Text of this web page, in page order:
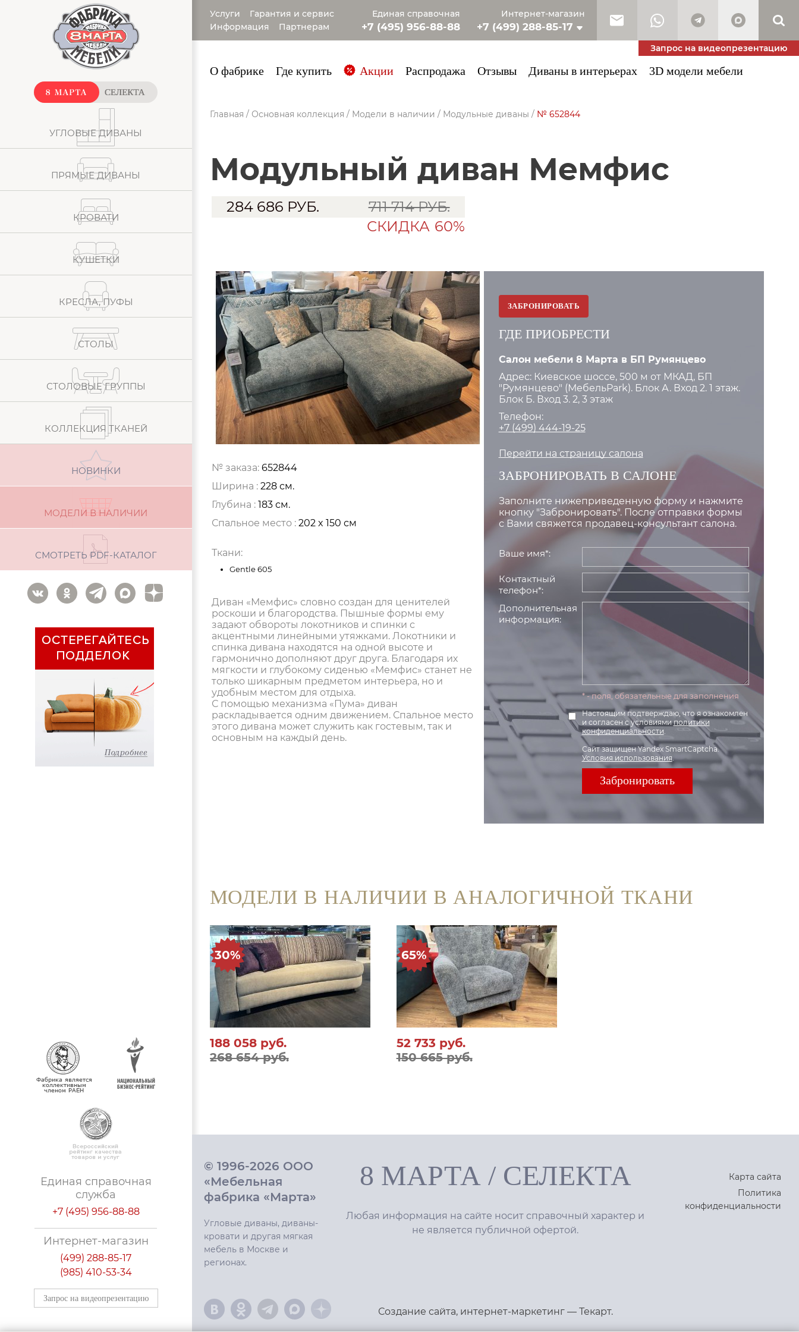
УГЛОВЫЕ ДИВАНЫ
ПРЯМЫЕ ДИВАНЫ
КРОВАТИ
КУШЕТКИ
КРЕСЛА, ПУФЫ
СТОЛЫ
СТОЛОВЫЕ ГРУППЫ
КОЛЛЕКЦИЯ ТКАНЕЙ
НОВИНКИ
МОДЕЛИ В НАЛИЧИИ
СМОТРЕТЬ PDF-КАТАЛОГ
Услуги
Гарантия и сервис
Информация
Партнерам
Единая справочная
+7 (495) 956-88-88
Интернет-магазин
+7 (499) 288-85-17
+7 (985) 410-53-34
Запрос на видеопрезентацию
О фабрике Где купить Акции Распродажа Отзывы Диваны в интерьерах 3D модели мебели
Главная / Основная коллекция / Модели в наличии / Модульные диваны / № 652844
модульный диван Мемфис
284 686 РУБ.
711 714 РУБ.
СКИДКА 60%
№ заказа: 652844
Ширина : 228 см.
Глубина : 183 см.
Спальное место : 202 x 150 см
Ткани:
Gentle 605
Диван «Мемфис» словно создан для ценителей
роскоши и благородства. Пышные формы ему
задают обвороты локотников и спинки с
акцентными линейными утяжками. Локотники и
спинка дивана находятся на одной высоте и
гармонично дополняют друг друга. Благодаря их
мягкости и глубокому сиденью «Мемфис» станет не
только шикарным предметом интерьера, но и
удобным местом для отдыха.
С помощью механизма «Пума» диван
раскладывается одним движением. Спальное место
этого дивана может служить как гостевым, так и
основным на каждый день.
ЗАБРОНИРОВАТЬ
ГДЕ ПРИОБРЕСТИ
Салон мебели 8 Марта в БП Румянцево
Адрес: Киевское шоссе, 500 м от МКАД, БП
"Румянцево" (МебельPark). Блок А. Вход 2. 1 этаж.
Блок Б. Вход 3. 2, 3 этаж
Телефон:
+7 (499) 444-19-25
Перейти на страницу салона
ЗАБРОНИРОВАТЬ В САЛОНЕ
Заполните нижеприведенную форму и нажмите
кнопку "Забронировать". После отправки формы
с Вами свяжется продавец-консультант салона.
Ваше имя*:
Контактный
телефон*:
Дополнительная
информация:
* - поля, обязательные для заполнения
Настоящим подтверждаю, что я ознакомлен
и согласен с условиямиполитики
конфиденциальности.
Сайт защищен Yandex SmartCaptcha.
Условия использования.
МОДЕЛИ В НАЛИЧИИ В АНАЛОГИЧНОЙ ТКАНИ
188 058 руб.
268 654 руб.
30%
52 733 руб.
150 665 руб.
65%
Единая справочная
служба
+7 (495) 956-88-88
Интернет-магазин
(499) 288-85-17
(985) 410-53-34
Запрос на видеопрезентацию
© 1996-2026 ООО
«Мебельная
фабрика «Марта»
Угловые диваны, диваны-
кровати и другая мягкая
мебель в Москве и
регионах.
8 МАРТА/ СЕЛЕКТА
Любая информация на сайте носит справочный характер и
не является публичной офертой.
Карта сайта
Политика
конфиденциальности
Создание сайта, интернет-маркетинг— Текарт.